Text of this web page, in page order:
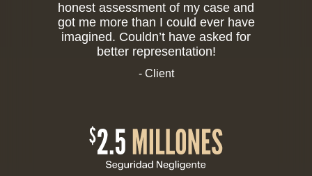
honest assessment of my case and
got me more than I could ever have
imagined. Couldn’t have asked for
better representation!
- Client